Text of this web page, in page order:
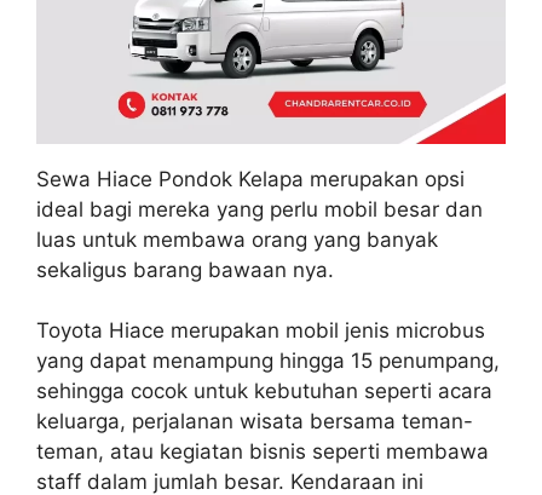
Sewa Hiace Pondok Kelapa merupakan opsi
ideal bagi mereka yang perlu mobil besar dan
luas untuk membawa orang yang banyak
sekaligus barang bawaan nya.
Toyota Hiace merupakan mobil jenis microbus
yang dapat menampung hingga 15 penumpang,
sehingga cocok untuk kebutuhan seperti acara
keluarga, perjalanan wisata bersama teman-
teman, atau kegiatan bisnis seperti membawa
staff dalam jumlah besar. Kendaraan ini